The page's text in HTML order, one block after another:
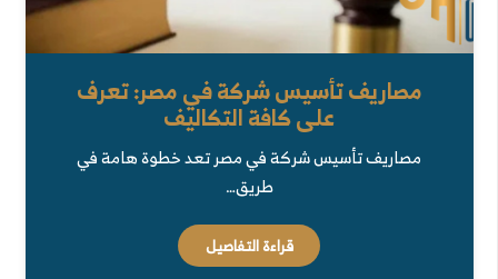
مصاريف تأسيس شركة في مصر: تعرف
على كافة التكاليف
مصاريف تأسيس شركة في مصر تعد خطوة هامة في
طريق…
قراءة التفاصيل